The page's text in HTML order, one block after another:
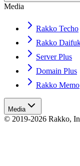
Media
Rakko Techo
Rakko
Server Plus
Domain Plus
Rakko Memo
Media
© 2019-2026 Rakko,